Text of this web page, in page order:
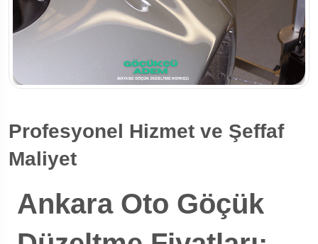
Profesyonel Hizmet ve Şeffaf
Maliyet
Ankara Oto Göçük